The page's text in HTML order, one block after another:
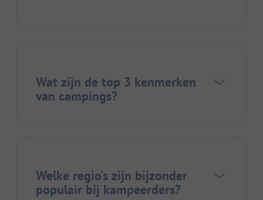
Wat zijn de top 3 kenmerken
van campings?
Welke regio's zijn bijzonder
populair bij kampeerders?